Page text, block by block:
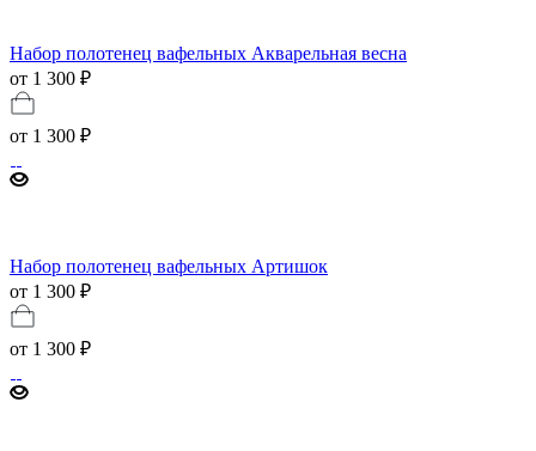
Набор полотенец вафельных Акварельная весна
от 1 300 ₽
от 1 300 ₽
Набор полотенец вафельных Артишок
от 1 300 ₽
от 1 300 ₽